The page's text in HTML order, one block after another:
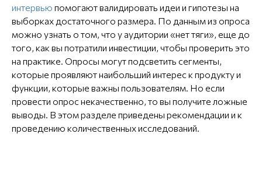
интервью помогают валидировать идеи и гипотезы на
выборках достаточного размера. По данным из опроса
можно узнать о том, что у аудитории «нет тяги», еще до
того, как вы потратили инвестиции, чтобы проверить это
на практике. Опросы могут подсветить сегменты,
которые проявляют наибольший интерес к продукту и
функции, которые важны пользователям. Но если
провести опрос некачественно, то вы получите ложные
выводы. В этом разделе приведены рекомендации и к
проведению количественных исследований.